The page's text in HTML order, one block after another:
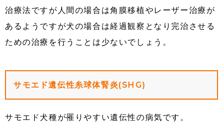
治療法ですが人間の場合は角膜移植やレーザー治療が
あるようですが犬の場合は経過観察となり完治させる
ための治療を行うことは少ないでしょう。
サモエド遺伝性糸球体腎炎(SHG)
サモエド犬種が罹りやすい遺伝性の病気です。